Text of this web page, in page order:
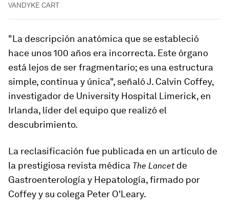
VANDYKE CART
"La descripción anatómica que se estableció
hace unos 100 años era incorrecta. Este órgano
está lejos de ser fragmentario; es una estructura
simple, continua y única", señaló J. Calvin Coffey,
investigador de University Hospital Limerick, en
Irlanda, líder del equipo que realizó el
descubrimiento.
La reclasificación fue publicada en un artículo de
la prestigiosa revista médica The Lancetde
Gastroenterología y Hepatología, firmado por
Coffey y su colega Peter O'Leary.